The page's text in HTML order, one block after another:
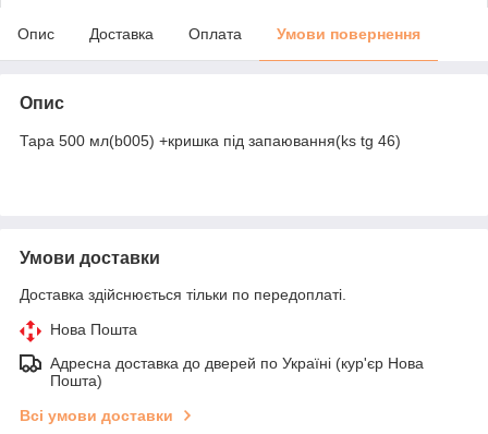
Опис Доставка Оплата Умови повернення
Опис
Тара 500 мл(b005) +кришка під запаювання(ks tg 46)
Умови доставки
Доставка здійснюється тільки по передоплаті.
Нова Пошта
Адресна доставка до дверей по Україні (кур'єр Нова
Пошта)
Всі умови доставки